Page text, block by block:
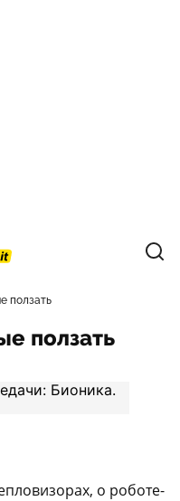
ползать
ползать
о роботе-